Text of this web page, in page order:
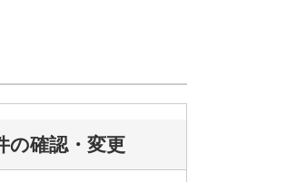
の確認・変更